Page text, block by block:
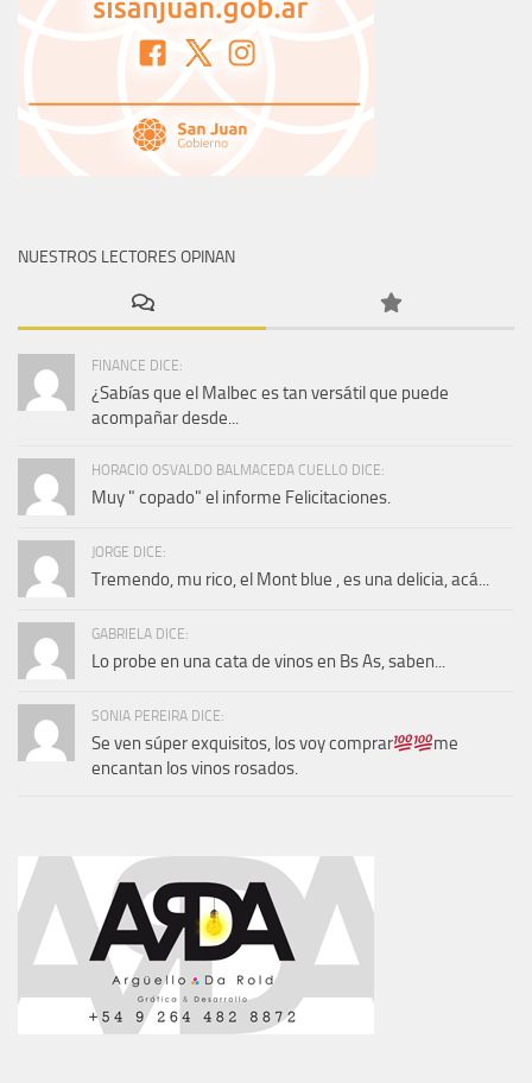
NUESTROS LECTORES OPINAN
FINANCE DICE:
¿Sabías que el Malbec es tan versátil que puede
acompañar desde...
HORACIO OSVALDO BALMACEDA CUELLO DICE:
Muy " copado" el informe Felicitaciones.
JORGE DICE:
Tremendo, mu rico, el Mont blue , es una delicia, acá...
GABRIELA DICE:
Lo probe en una cata de vinos en Bs As, saben...
SONIA PEREIRA DICE:
Se ven súper exquisitos, los voy comprar
me
encantan los vinos rosados.